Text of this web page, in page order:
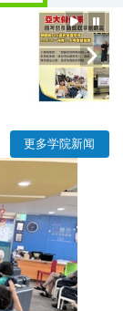
更多学院新闻